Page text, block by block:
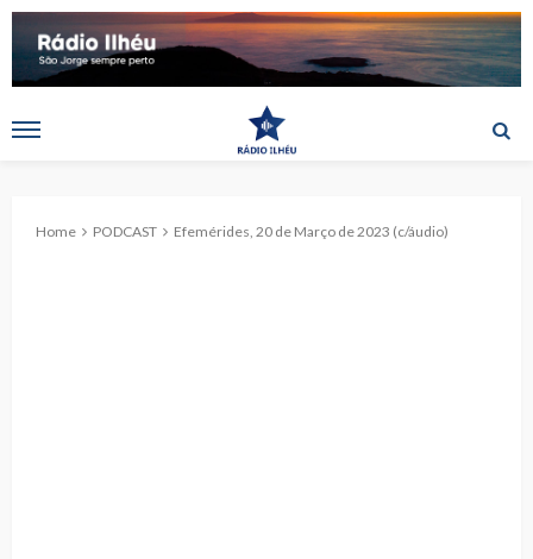
Home PODCAST Efemérides, 20 de Março de 2023 (c/áudio)